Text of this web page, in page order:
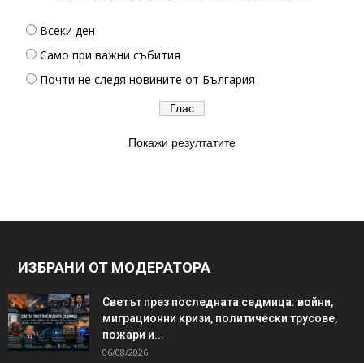
Всеки ден
Само при важни събития
Почти не следя новините от България
Покажи резултатите
ИЗБРАНИ ОТ МОДЕРАТОРА
Светът през последната седмица: войни,
миграционни кризи, политически трусове,
пожари и...
06/08/2026